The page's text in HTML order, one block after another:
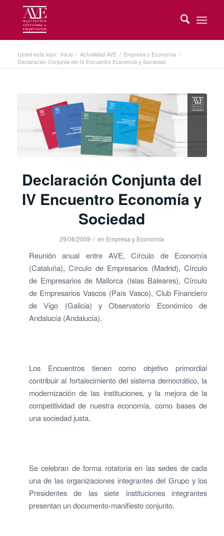
Usted está aquí: Inicio / Actualidad AVE / Empresa y Economía /
Declaración Conjunta del IV Encuentro Economía y Sociedad
Declaración Conjunta del
IV Encuentro Economía y
Sociedad
29/06/2009 / en Empresa y Economía
Reunión anual entre AVE, Círculo de Economía
(Cataluña), Círculo de Empresarios (Madrid), Círculo
de Empresarios de Mallorca (Islas Baleares), Círculo
de Empresarios Vascos (País Vasco), Club Financiero
de Vigo (Galicia) y Observatorio Económico de
Andalucía (Andalucía).
Los Encuentros tienen como objetivo primordial
contribuir al fortalecimiento del sistema democrático, la
modernización de las instituciones, y la mejora de la
competitividad de nuestra economía, como bases de
una sociedad justa.
Se celebran de forma rotatoria en las sedes de cada
una de las organizaciones integrantes del Grupo y los
Presidentes de las siete instituciones integrantes
presentan un documento-manifiesto conjunto.